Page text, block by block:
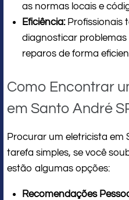
as normas locais e
Eficiência:Profissionais
diagnosticar
reparos de forma
Como Encontrar
em Santo André
Procurar um eletricista em
tarefa simples, se você
estão algumas opções:
Recomendações